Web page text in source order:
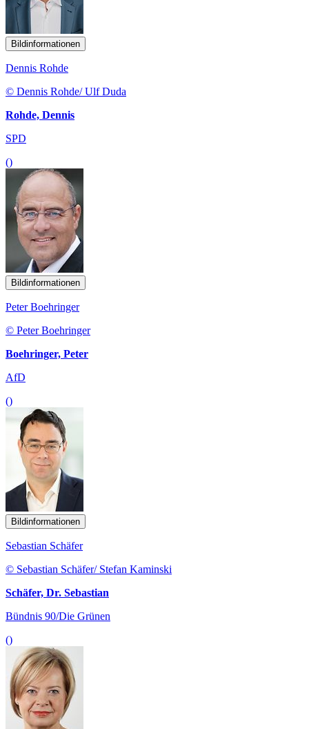
Bildinformationen
Dennis Rohde
© Dennis Rohde/ Ulf Duda
Rohde, Dennis
SPD
()
Bildinformationen
Peter Boehringer
© Peter Boehringer
Boehringer, Peter
AfD
()
Bildinformationen
Sebastian Schäfer
© Sebastian Schäfer/ Stefan Kaminski
Schäfer, Dr. Sebastian
Bündnis 90/Die Grünen
()